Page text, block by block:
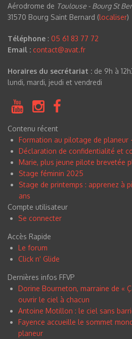
Aérodrome de Toulouse - Bourg St
31570 Bourg Saint Bernard (localiser)
Téléphone : 05 61 83 77 72
Email : contact@avat.fr
Horaires du secrétariat : de 9h à
lundi, mardi, jeudi et vendredi
Contenu récent
Formation au pilotage de planeur
Déclaration de confidentialité et
Marie, plus jeune pilote brevetée
Stage féminin 2025
Stage de printemps : apprenez à
ans
Compte utilisateur
Se connecter
Accès Rapide
Le forum
Click n' Glide
Dernières infos FFVP
Dorine Bourneton, marraine de «
ouvrir le ciel à chacun
Antoine Motillon : le ciel sans
Fayence accueille le sommet
planeur